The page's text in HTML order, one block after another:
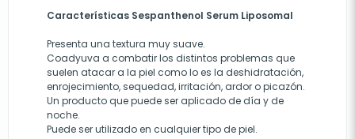
Características Sespanthenol Serum Liposomal
Presenta una textura muy suave.
Coadyuva a combatir los distintos problemas que
suelen atacar a la piel como lo es la deshidratación,
enrojecimiento,sequedad, irritación, ardor o picazón.
Un producto que puede ser aplicado de día y de
noche.
Puede ser utilizado en cualquier tipo de piel.